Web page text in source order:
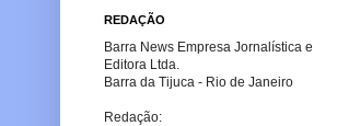
REDAÇÃO
Barra News Empresa Jornalística e
Editora Ltda.
Barra da Tijuca - Rio de Janeiro
Redação: